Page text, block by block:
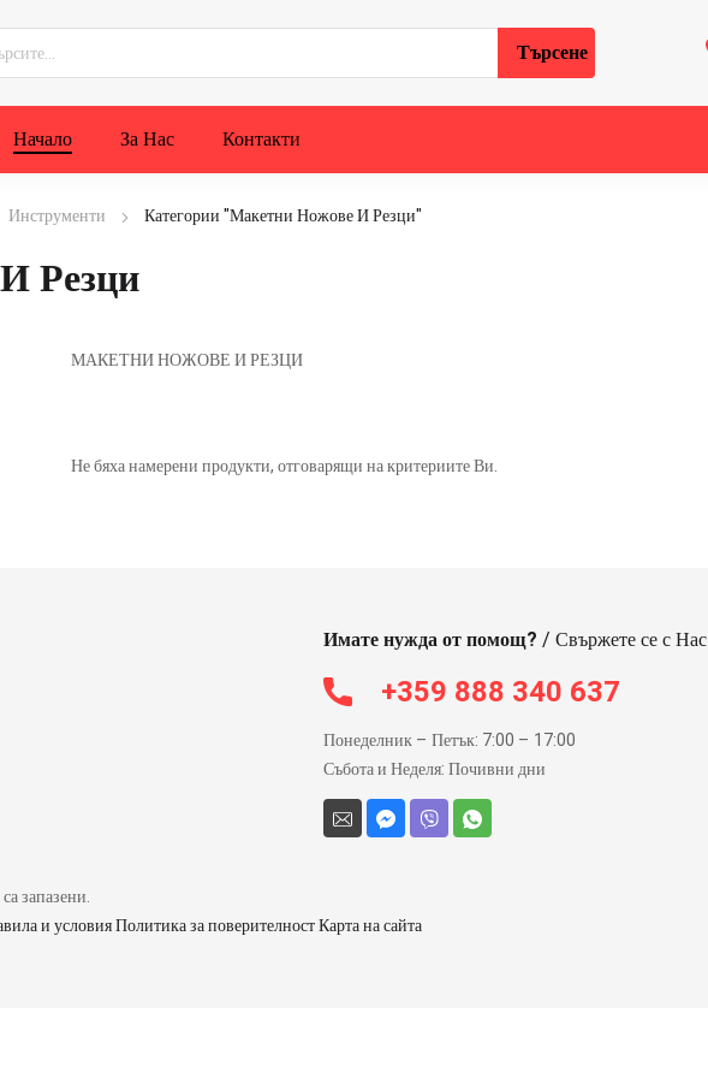
Начало За Нас Контакти
Инструменти Категории "Макетни Ножове И Резци"
Резци
МАКЕТНИ НОЖОВЕ И РЕЗЦИ
Не бяха намерени продукти, отговарящи на критериите Ви.
Имате нужда от помощ? / Свържете се с Нас
+359 888 340 637
Понеделник – Петък: 7:00 – 17:00
Събота и Неделя: Почивни дни
запазени.
и условия Политика за поверителност Карта на сайта